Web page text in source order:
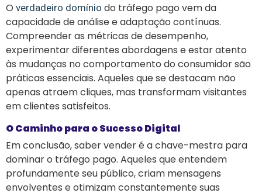
O verdadeiro domínio do tráfego pago vem da
capacidade de análise e adaptação contínuas.
Compreender as métricas de desempenho,
experimentar diferentes abordagens e estar atento
às mudanças no comportamento do consumidor são
práticas essenciais. Aqueles que se destacam não
apenas atraem cliques, mas transformam visitantes
em clientes satisfeitos.
O Caminho para o Sucesso Digital
Em conclusão, saber vender é a chave-mestra para
dominar o tráfego pago. Aqueles que entendem
profundamente seu público, criam mensagens
envolventes e otimizam constantemente suas